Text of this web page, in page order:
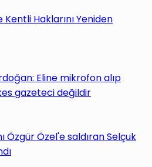
Haklarını Yeniden
Eline mikrofon alıp
gazeteci değildir
Özgür Özel'e saldıran Selçuk